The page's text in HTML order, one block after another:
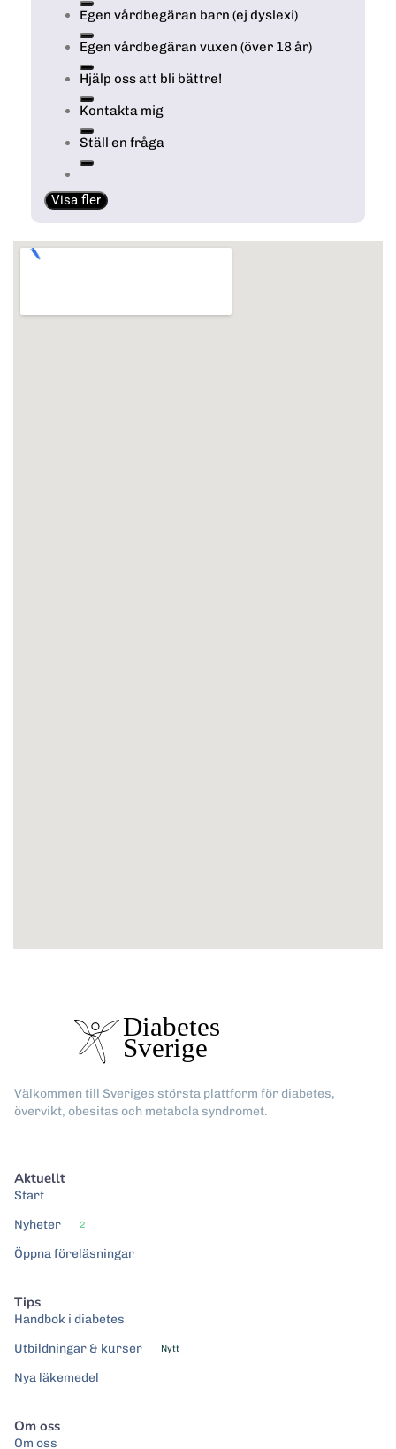
Egen vårdbegäran barn (ej dyslexi)
Egen vårdbegäran vuxen (över 18 år)
Hjälp oss att bli bättre!
Kontakta mig
Ställ en fråga
Visa fler
Välkommen till Sveriges största plattform för diabetes,
övervikt, obesitas och metabola syndromet.
Aktuellt
Start
Nyheter
2
Öppna föreläsningar
Tips
Handbok i diabetes
Utbildningar & kurser
Nytt
Nya läkemedel
Om oss
Om oss